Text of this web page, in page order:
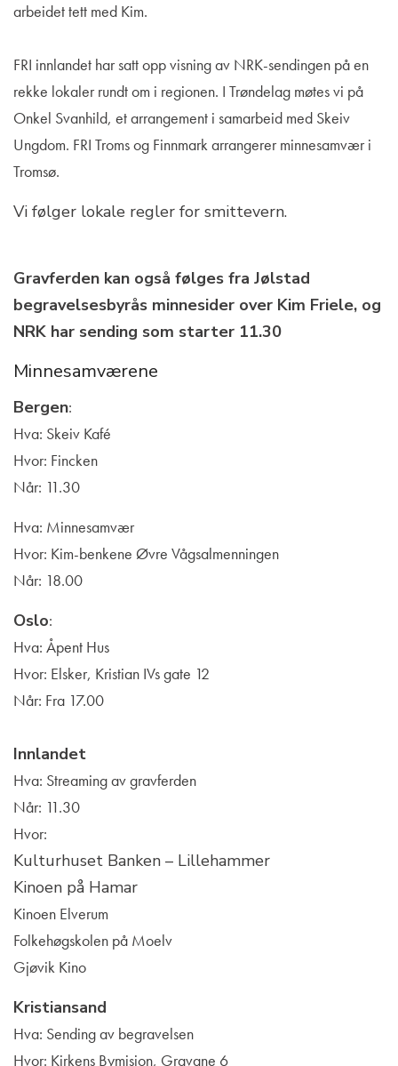
arbeidet tett med Kim.
FRI innlandet har satt opp visning av NRK-sendingen på en
rekke lokaler rundt om i regionen. I Trøndelag møtes vi på
Onkel Svanhild, et arrangement i samarbeid med Skeiv
Ungdom. FRI Troms og Finnmark arrangerer minnesamvær i
Tromsø.
Vi følger lokale regler for smittevern.
Gravferden kan også følges fra Jølstad
begravelsesbyrås minnesider over Kim Friele, og
NRK har sending som starter 11.30
Minnesamværene
Bergen:
Hva: Skeiv Kafé
Hvor: Fincken
Når: 11.30
Hva: Minnesamvær
Hvor: Kim-benkene Øvre Vågsalmenningen
Når: 18.00
Oslo:
Hva: Åpent Hus
Hvor: Elsker, Kristian IVs gate 12
Når: Fra 17.00
Innlandet
Hva: Streaming av gravferden
Når: 11.30
Hvor:
Kulturhuset Banken – Lillehammer
Kinoen på Hamar
Kinoen Elverum
Folkehøgskolen på Moelv
Gjøvik Kino
Kristiansand
Hva: Sending av begravelsen
Hvor: Kirkens Bymisjon, Gravane 6